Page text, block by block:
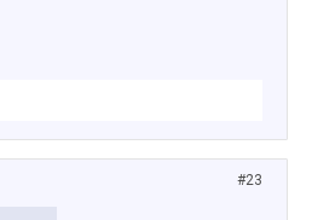
#23